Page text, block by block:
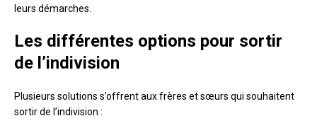
leurs démarches.
Les différentes options pour sortir
de l’indivision
Plusieurs solutions s’offrent aux frères et sœurs qui souhaitent
sortir de l’indivision :